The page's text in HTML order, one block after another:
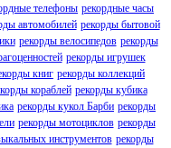
телефоны рекордные часы
автомобилей рекорды бытовой
рекорды велосипедов рекорды
рекорды игрушек
книг рекорды коллекций
кораблей рекорды кубика
рекорды кукол Барби рекорды
рекорды мотоциклов рекорды
инструментов рекорды